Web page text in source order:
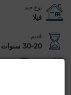
نوع جيد
فيلا
قديم
30-20 سنوات